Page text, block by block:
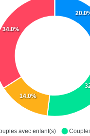
14.0%
34.0%
avec enfant(s)